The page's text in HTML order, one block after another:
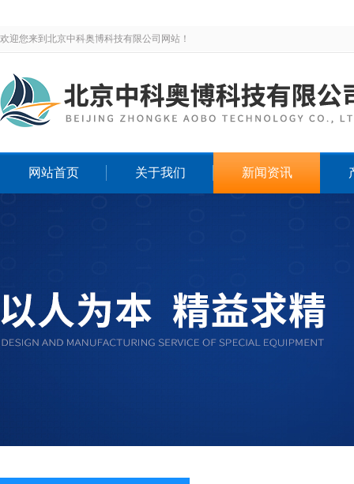
欢迎您来到北京中科奥博科技有限公司网站！
网站首页 关于我们 新闻资讯